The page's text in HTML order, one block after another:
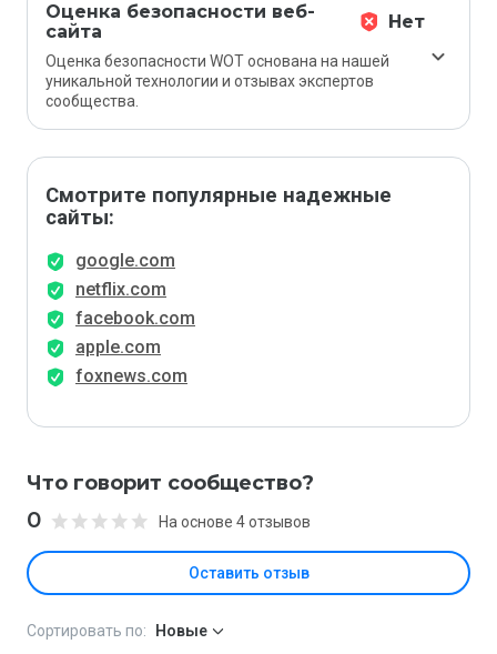
Оценка безопасности веб-
сайта
Нет
Оценка безопасности WOT основана на нашей
уникальной технологии и отзывах экспертов
сообщества.
Смотрите популярные надежные
сайты:
google.com
netflix.com
facebook.com
apple.com
foxnews.com
Что говорит сообщество?
0 На основе 4 отзывов
Оставить отзыв
Сортировать по: Новые